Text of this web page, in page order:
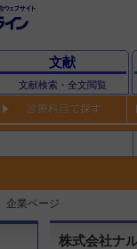
文献
文献検索・全文閲覧
診療科目で探す
企業ページ
株式会社ナ